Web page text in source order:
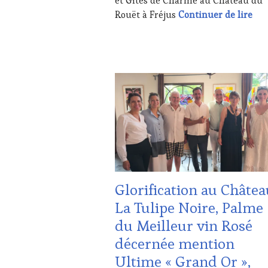
WINE
TASTING
TOURISM
TOUR,
WINETASTINGVOUCHER.COM
Rouët à Fréjus Continuer de lire
CHALLENGE
HORS
ZONE
DE
CONFORT
CLUB
:
WINE
TASTING
VOUCHER,
CÔTES-
DE-
PROVENCE,
CULTURAL
GUEST,
DOMAINE
Glorification au
La Tulipe Noire, Palme
du Meilleur vin Rosé
décernée mention
Ultime « Grand Or »,